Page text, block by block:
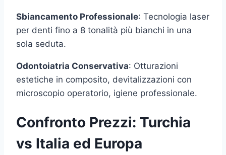
Sbiancamento Professionale: Tecnologia laser
per denti fino a 8 tonalità più bianchi in una
sola seduta.
Odontoiatria Conservativa: Otturazioni
estetiche in composito, devitalizzazioni con
microscopio operatorio, igiene professionale.
Confronto Prezzi: Turchia
vs Italia ed Europa